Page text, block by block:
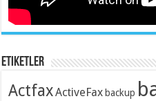
Etiketler
ActfaxActiveFax backup